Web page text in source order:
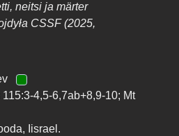
neitsi ja märter
CSSF (2025,
4,5-6,7ab+8,9-10; Mt
Iisrael.